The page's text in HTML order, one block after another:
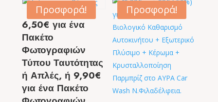
Προσφορά!
6,50€ για ένα
Πακέτο
Φωτογραφιών
Τύπου Ταυτότητας
ή Απλές, ή 9,90€
για ένα Πακέτο
Προσφορά!